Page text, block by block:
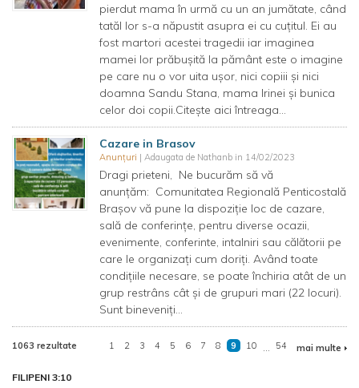
pierdut mama în urmă cu un an jumătate, când
tatăl lor s-a năpustit asupra ei cu cuțitul. Ei au
fost martori acestei tragedii iar imaginea
mamei lor prăbușită la pământ este o imagine
pe care nu o vor uita ușor, nici copiii și nici
doamna Sandu Stana, mama Irinei și bunica
celor doi copii.Citește aici întreaga...
Cazare in Brasov
Anunțuri | Adaugata de Nathanb in 14/02/2023
Dragi prieteni, Ne bucurăm să vă
anunțăm: Comunitatea Regională Penticostală
Brașov vă pune la dispoziție loc de cazare,
sală de conferințe, pentru diverse ocazii,
evenimente, conferinte, intalniri sau călătorii pe
care le organizați cum doriți. Având toate
condițiile necesare, se poate închiria atât de un
grup restrâns cât și de grupuri mari (22 locuri).
Sunt bineveniți...
1063 rezultate 1 2 3 4 5 6 7 8 9 10 ... 54 mai multe
FILIPENI 3:10